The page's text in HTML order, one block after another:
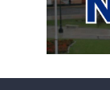
TIENEN PLAZO